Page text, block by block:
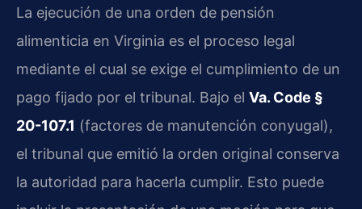
La ejecución de una orden de pensión
alimenticia en Virginia es el proceso legal
mediante el cual se exige el cumplimiento de un
pago fijado por el tribunal. Bajo el Va. Code §
20-107.1 (factores de manutención conyugal),
el tribunal que emitió la orden original conserva
la autoridad para hacerla cumplir. Esto puede